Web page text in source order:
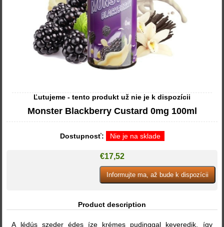
Ľutujeme - tento produkt už nie je k dispozícii
Monster Blackberry Custard 0mg 100ml
Dostupnosť: Nie je na sklade
€17,52
Product description
A lédús szeder édes íze krémes pudinggal keveredik, így